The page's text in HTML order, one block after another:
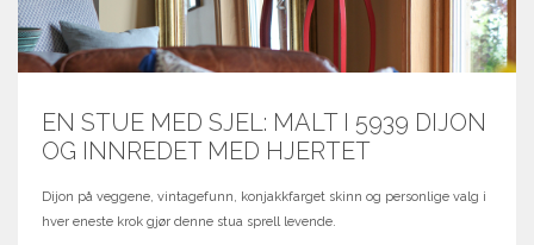
EN STUE MED SJEL: MALT I 5939 DIJON
OG INNREDET MED HJERTET
Dijon på veggene, vintagefunn, konjakkfarget skinn og personlige valg i
hver eneste krok gjør denne stua sprell levende.